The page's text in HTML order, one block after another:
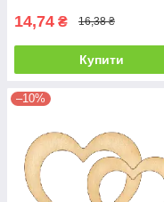
14,74 ₴ 16,38 ₴
Купити
–10%